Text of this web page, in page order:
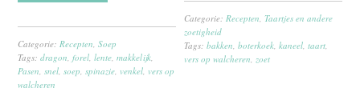
Categorie:Recepten,Soep
Tags:dragon,forel,lente,makkelijk,
Pasen,snel,soep,spinazie, venkel, vers op
walcheren
Categorie:Recepten,Taartjes en andere
zoetigheid
Tags:bakken,boterkoek,kaneel,taart,
vers op walcheren,zoet